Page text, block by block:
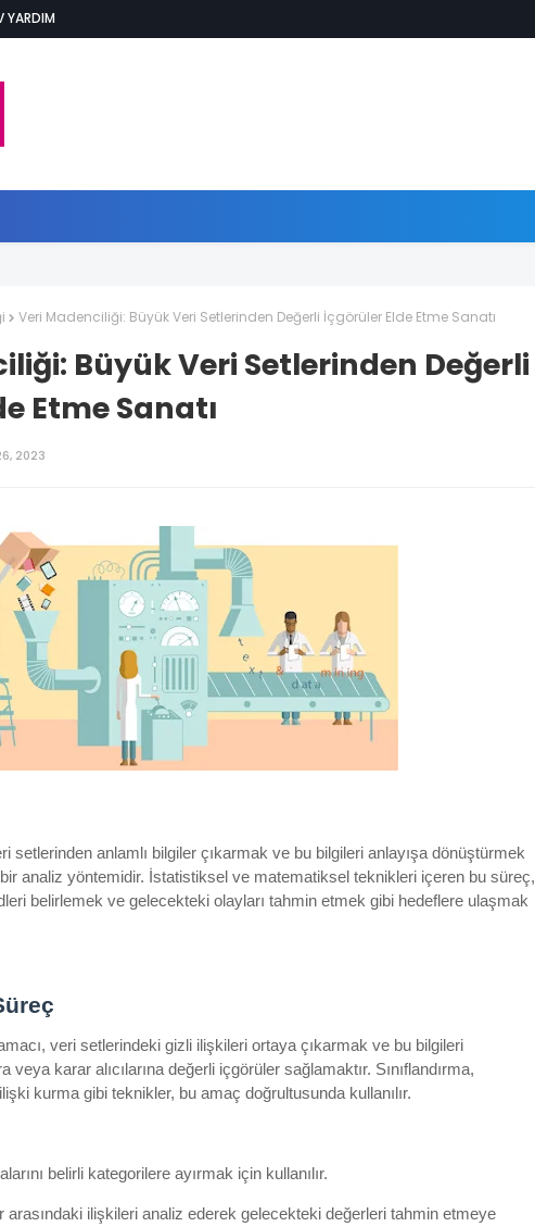
YARDIM
Veri Madenciliği: Büyük Veri Setlerinden Değerli İçgörüler Elde Etme Sanatı
Büyük Veri Setlerinden Değerli
Etme Sanatı
2023
setlerinden anlamlı bilgiler çıkarmak ve bu bilgileri anlayışa dönüştürmek
analiz yöntemidir. İstatistiksel ve matematiksel teknikleri içeren bu süreç,
belirlemek ve gelecekteki olayları tahmin etmek gibi hedeflere ulaşmak
veri setlerindeki gizli ilişkileri ortaya çıkarmak ve bu bilgileri
veya karar alıcılarına değerli içgörüler sağlamaktır. Sınıflandırma,
kurma gibi teknikler, bu amaç doğrultusunda kullanılır.
belirli kategorilere ayırmak için kullanılır.
arasındaki ilişkileri analiz ederek gelecekteki değerleri tahmin etmeye